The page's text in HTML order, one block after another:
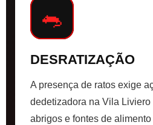
🐀
DESRATIZAÇÃO
A presença de ratos exige
dedetizadora na Vila
abrigos e fontes de